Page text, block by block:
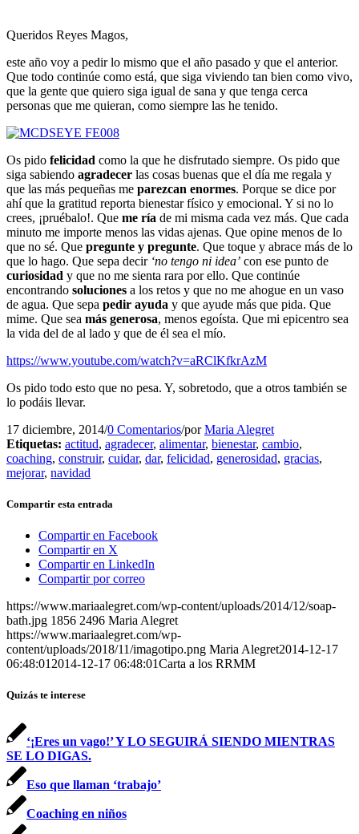
Queridos Reyes Magos,
este año voy a pedir lo mismo que el año pasado y que el anterior.
Que todo continúe como está, que siga viviendo tan bien como vivo,
que la gente que quiero siga igual de sana y que tenga cerca
personas que me quieran, como siempre las he tenido.
Os pido felicidad como la que he disfrutado siempre. Os pido que
siga sabiendo agradecer las cosas buenas que el día me regala y
que las más pequeñas me parezcan enormes. Porque se dice por
ahí que la gratitud reporta bienestar físico y emocional. Y si no lo
crees, ¡pruébalo!. Que me ría de mi misma cada vez más. Que cada
minuto me importe menos las vidas ajenas. Que opine menos de lo
que no sé. Que pregunte y pregunte. Que toque y abrace más de lo
que lo hago. Que sepa decir ‘no tengo ni idea’ con ese punto de
curiosidad y que no me sienta rara por ello. Que continúe
encontrando soluciones a los retos y que no me ahogue en un vaso
de agua. Que sepa pedir ayuda y que ayude más que pida. Que
mime. Que sea más generosa, menos egoísta. Que mi epicentro sea
la vida del de al lado y que de él sea el mío.
https://www.youtube.com/watch?v=aRClKfkrAzM
Os pido todo esto que no pesa. Y, sobretodo, que a otros también se
lo podáis llevar.
17 diciembre, 2014/0 Comentarios/porMaria Alegret
Etiquetas: actitud, agradecer, alimentar, bienestar, cambio,
coaching, construir, cuidar, dar, felicidad, generosidad, gracias,
mejorar, navidad
Compartir esta entrada
Compartir en Facebook
Compartir en X
Compartir en LinkedIn
Compartir por correo
https://www.mariaalegret.com/wp-content/uploads/2014/12/soap-
bath.jpg 1856 2496 Maria Alegret
https://www.mariaalegret.com/wp-
content/uploads/2018/11/imagotipo.png Maria Alegret2014-12-17
06:48:01 2014-12-17 06:48:01Carta a los RRMM
Quizás te interese
‘¡Eres un vago!’ Y LO SEGUIRÁ SIENDO MIENTRAS
SE LO DIGAS.
Eso que llaman ‘trabajo’
Coaching en niños